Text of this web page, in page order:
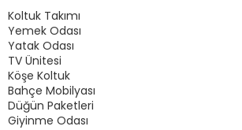
Koltuk Takımı
Yemek Odası
Yatak Odası
TV Ünitesi
Köşe Koltuk
Bahçe Mobilyası
Düğün Paketleri
Giyinme Odası